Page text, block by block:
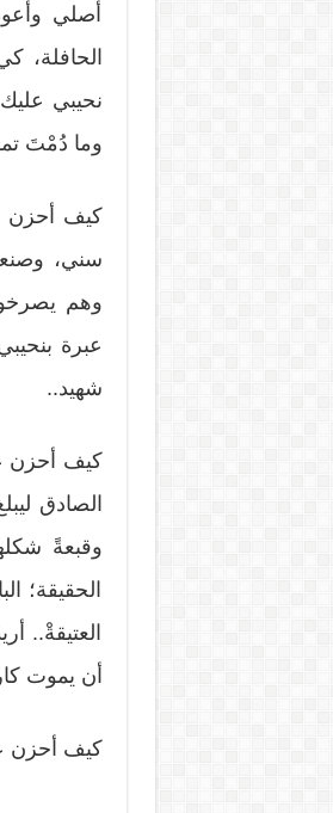
أصلي
الحافلة،
نحيبي
وما دُمْتَ
كيف أحزن
سني،
وهم
عبرة
شهيد..
كيف أحزن
الصادق
وقبعةً
الحقيقة؛
العتيقةْ..
أن يموت
كيف أحزن